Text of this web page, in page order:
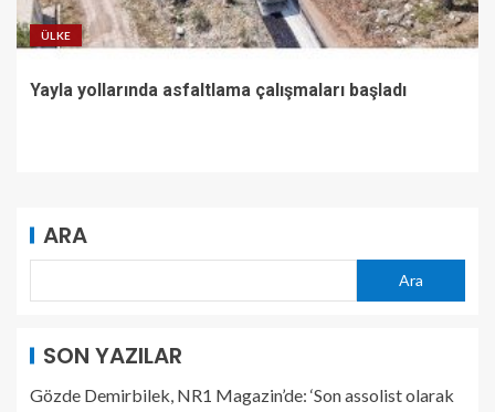
ÜLKE
Yayla yollarında asfaltlama çalışmaları başladı
ARA
Ara
SON YAZILAR
Gözde Demirbilek, NR1 Magazin’de: ‘Son assolist olarak